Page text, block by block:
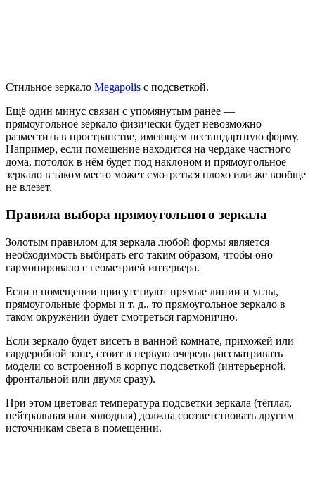
Стильное зеркало Megapolis с подсветкой.
Ещё один минус связан с упомянутым ранее —
прямоугольное зеркало физически будет невозможно
разместить в пространстве, имеющем нестандартную форму.
Например, если помещение находится на чердаке частного
дома, потолок в нём будет под наклоном и прямоугольное
зеркало в таком место может смотреться плохо или же вообще
не влезет.
Правила выбора прямоугольного зеркала
Золотым правилом для зеркала любой формы является
необходимость выбирать его таким образом, чтобы оно
гармонировало с геометрией интерьера.
Если в помещении присутствуют прямые линии и углы,
прямоугольные формы и т. д., то прямоугольное зеркало в
таком окружении будет смотреться гармонично.
Если зеркало будет висеть в ванной комнате, прихожей или
гардеробной зоне, стоит в первую очередь рассматривать
модели со встроенной в корпус подсветкой (интерьерной,
фронтальной или двумя сразу).
При этом цветовая температура подсветки зеркала (тёплая,
нейтральная или холодная) должна соответствовать другим
источникам света в помещении.